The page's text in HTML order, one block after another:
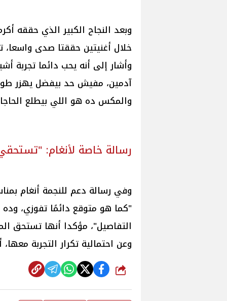
وبعد النجاح الكبير الذي حققه
خلال أغنيتين حققتا صدى واسعا،
وأشار إلى أنه يحب دائما تجربة
آدمين، مفيش حد بيفضل يهزر
والمكس ده هو اللي بيطلع
رسالة خاصة لأنغام:
وفي رسالة دعم للنجمة أنغام
"كما هو متوقع دائمًا تفوزي،
التفاصيل"، مؤكدا أنها تستحق
وعن احتمالية تكرار التجربة
شارك